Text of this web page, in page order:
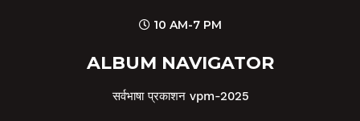
10 AM-7 PM
ALBUM NAVIGATOR
सर्वभाषा प्रकाशन vpm-2025